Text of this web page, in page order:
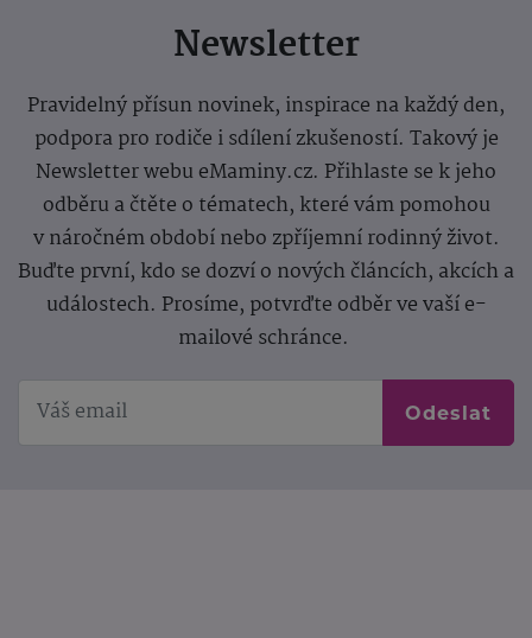
Newsletter
Pravidelný přísun novinek, inspirace na každý den,
podpora pro rodiče i sdílení zkušeností. Takový je
Newsletter webu eMaminy.cz. Přihlaste se k jeho
odběru a čtěte o tématech, které vám pomohou
v náročném období nebo zpříjemní rodinný život.
Buďte první, kdo se dozví o nových článcích, akcích a
událostech. Prosíme, potvrďte odběr ve vaší e-
mailové schránce.
Odeslat